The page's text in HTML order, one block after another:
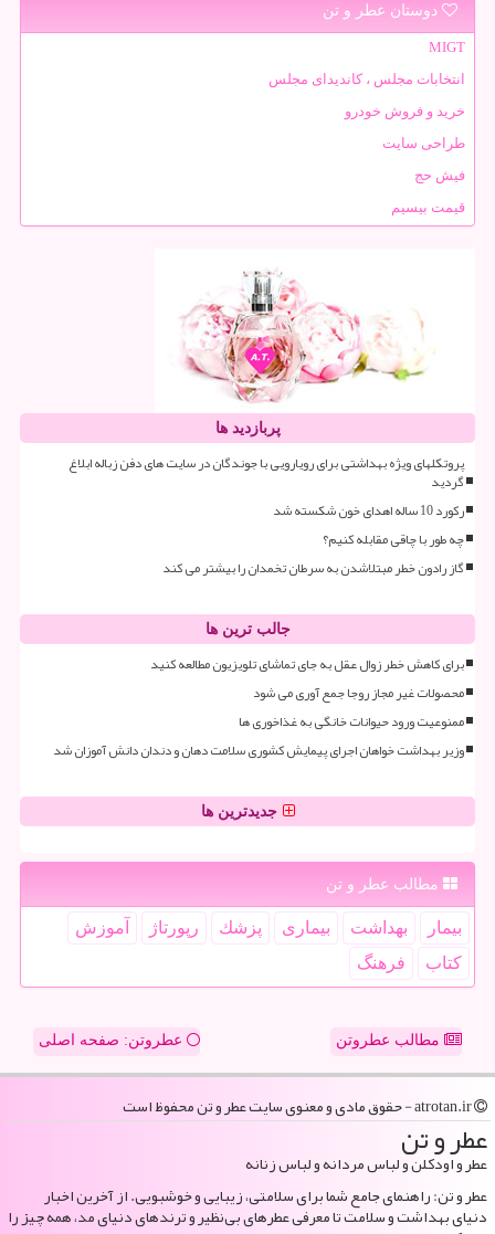
دوستان عطر و تن
MIGT
انتخابات مجلس ، کاندیدای مجلس
خرید و فروش خودرو
طراحی سایت
فیش حج
قیمت بیسیم
پربازدید ها
پروتکلهای ویژه بهداشتی برای رویارویی با جوندگان در سایت های دفن زباله ابلاغ
گردید
رکورد 10 ساله اهدای خون شکسته شد
چه طور با چاقی مقابله کنیم؟
گاز رادون خطر مبتلاشدن به سرطان تخمدان را بیشتر می کند
جالب ترین ها
برای کاهش خطر زوال عقل به جای تماشای تلویزیون مطالعه کنید
محصولات غیر مجاز روجا جمع آوری می شود
ممنوعیت ورود حیوانات خانگی به غذاخوری ها
وزیر بهداشت خواهان اجرای پیمایش کشوری سلامت دهان و دندان دانش آموزان شد
جدیدترین ها
مطالب عطر و تن
بیمار بهداشت بیماری پزشك رپورتاژ
آموزش
كتاب
فرهنگ
مطالب عطروتن عطروتن: صفحه اصلی
عطر و تن
عطر و اودکلن و لباس مردانه و لباس زنانه
عطر و تن: راهنمای جامع شما برای سلامتی، زیبایی و خوشبویی. از آخرین اخبار
دنیای بهداشت و سلامت تا معرفی عطرهای بی‌نظیر و ترندهای دنیای مد، همه چیز را